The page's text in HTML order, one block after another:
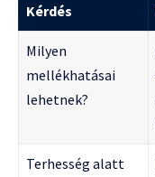
Kérdés
Milyen
mellékhatásai
lehetnek?
Terhesség alatt